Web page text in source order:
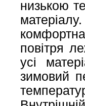
низькою
повітря
усі
зимовий